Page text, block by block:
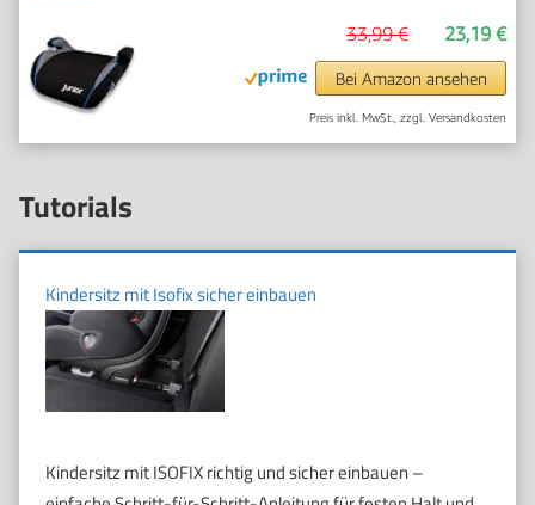
23,19 €
33,99 €
Bei Amazon ansehen
Preis inkl. MwSt., zzgl. Versandkosten
Tutorials
Kindersitz mit Isofix sicher einbauen
Kindersitz mit ISOFIX richtig und sicher einbauen –